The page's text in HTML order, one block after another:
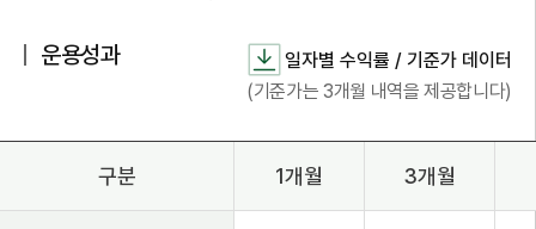
운용성과
일자별 수익률 / 기준가 데이터
(기준가는 3개월 내역을 제공합니다)
구분 1개월 3개월